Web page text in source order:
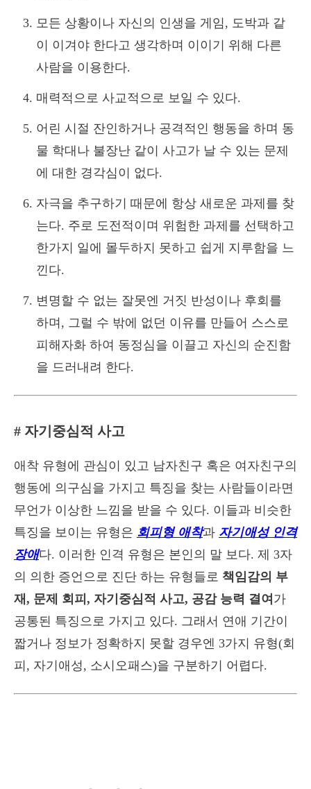
모든 상황이나 자신의 인생을 게임, 도박과 같
이 이겨야 한다고 생각하며 이이기 위해 다른
사람을 이용한다.
매력적으로 사교적으로 보일 수 있다.
어린 시절 잔인하거나 공격적인 행동을 하며 동
물 학대나 불장난 같이 사고가 날 수 있는 문제
에 대한 경각심이 없다.
자극을 추구하기 때문에 항상 새로운 과제를 찾
는다. 주로 도전적이며 위험한 과제를 선택하고
한가지 일에 몰두하지 못하고 쉽게 지루함을 느
낀다.
변명할 수 없는 잘못엔 거짓 반성이나 후회를
하며, 그럴 수 밖에 없던 이유를 만들어 스스로
피해자화 하여 동정심을 이끌고 자신의 순진함
을 드러내려 한다.
# 자기중심적 사고
애착 유형에 관심이 있고 남자친구 혹은 여자친구의
행동에 의구심을 가지고 특징을 찾는 사람들이라면
무언가 이상한 느낌을 받을 수 있다. 이들과 비슷한
특징을 보이는 유형은 회피형 애착과 자기애성 인격
장애다. 이러한 인격 유형은 본인의 말 보다. 제 3자
의 의한 증언으로 진단 하는 유형들로 책임감의 부
재, 문제 회피, 자기중심적 사고, 공감 능력 결여 가
공통된 특징으로 가지고 있다. 그래서 연애 기간이
짧거나 정보가 정확하지 못할 경우엔 3가지 유형(회
피, 자기애성, 소시오패스)을 구분하기 어렵다.